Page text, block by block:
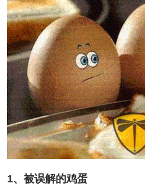
1、被误解的鸡蛋